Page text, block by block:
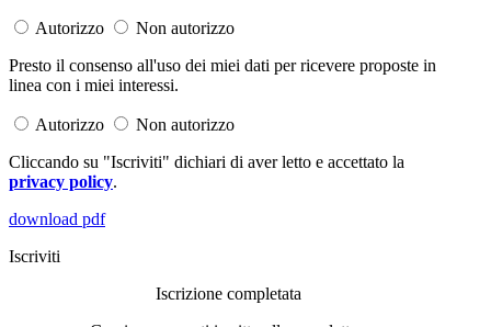
Autorizzo
Non autorizzo
Presto il consenso all'uso dei miei dati per ricevere proposte in
linea con i miei interessi.
Autorizzo
Non autorizzo
Cliccando su "Iscriviti" dichiari di aver letto e accettato la
privacy policy.
download pdf
Iscriviti
Iscrizione completata